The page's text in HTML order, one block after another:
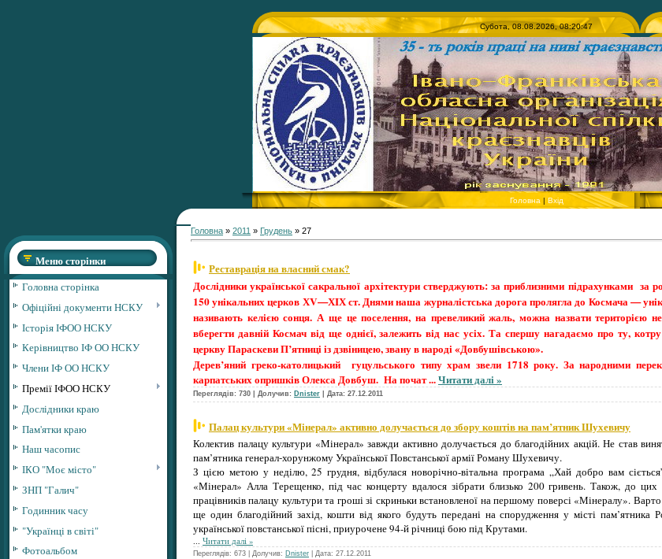
Субота, 08.08.2026, 08:20:47
Головна | Вхід
Меню сторінки
Головна сторінка
Офіційні документи НСКУ
Історія ІФОО НСКУ
Керівництво ІФ ОО НСКУ
Члени ІФ ОО НСКУ
Премії ІФОО НСКУ
Дослідники краю
Пам'ятки краю
Наш часопис
ІКО "Моє місто"
ЗНП "Галич"
Годинник часу
"Українці в світі"
Фотоальбом
Головна » 2011 » Грудень » 27
Реставрація на власний смак?
Дослідники української сакральної архітектури стверджують: за приблизними підрахунками за
150 унікальних церков ХV—ХIХ ст. Днями наша журналістська дорога пролягла до Космача —
називають келією сонця. А ще це поселення, на превеликий жаль, можна назвати територією
вберегти давній Космач від ще однієї, залежить від нас усіх. Та спершу нагадаємо про ту,
церкву Параскеви П’ятниці із дзвіницею, звану в народі «Довбушівською».
Дерев’яний греко-католицький гуцульського типу храм звели 1718 року. За народними
карпатських опришків Олекса Довбуш. На почат...Читати далі »
Переглядів: 730 | Долучив: Dnister | Дата: 27.12.2011
Палац культури «Мінерал» активно долучається до збору коштів на пам’ятник Шухевичу
Колектив палацу культури «Мінерал» завжди активно долучається до благодійних акцій. Не став
пам’ятника генерал-хорунжому Української Повстанської армії Роману Шухевичу.
З цією метою у неділю, 25 грудня, відбулася новорічно-вітальна програма „Хай добро вам
«Мінерал» Алла Терещенко, під час концерту вдалося зібрати близько 200 гривень. Також, до цих
працівників палацу культури та гроші зі скриньки встановленої на першому поверсі «Мінералу».
ще один благодійний захід, кошти від якого будуть передані на спорудження у місті
української повстанської пісні, приурочене 94-й річниці бою під Крутами.
... Читати далі »
Переглядів: 673 | Долучив: Dnister | Дата: 27.12.2011